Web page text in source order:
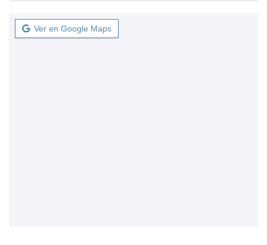
Ver en Google Maps